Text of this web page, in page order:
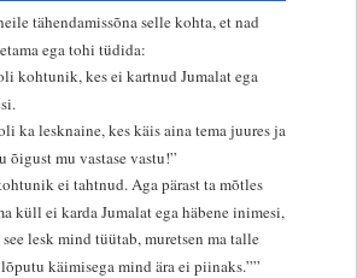
tähendamissõna selle kohta, et nad
ega tohi tüdida:
kohtunik, kes ei kartnud Jumalat ega
ka lesknaine, kes käis aina tema juures ja
õigust mu vastase vastu!”
ei tahtnud. Aga pärast ta mõtles
küll ei karda Jumalat ega häbene inimesi,
lesk mind tüütab, muretsen ma talle
käimisega mind ära ei piinaks.””